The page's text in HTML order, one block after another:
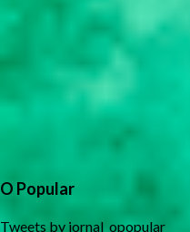
O Popular
Tweets by jornal_opopular